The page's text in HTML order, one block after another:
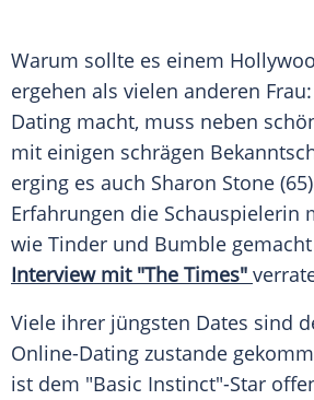
Warum sollte es einem
ergehen als vielen anderen
Dating macht, muss neben
mit einigen schrägen
erging es auch Sharon Stone
Erfahrungen die Schauspielerin
wie Tinder und Bumble
Interviewmit "The Times"
Viele ihrer jüngsten Dates sind
Online-Dating zustande
ist dem "Basic Instinct"-Star